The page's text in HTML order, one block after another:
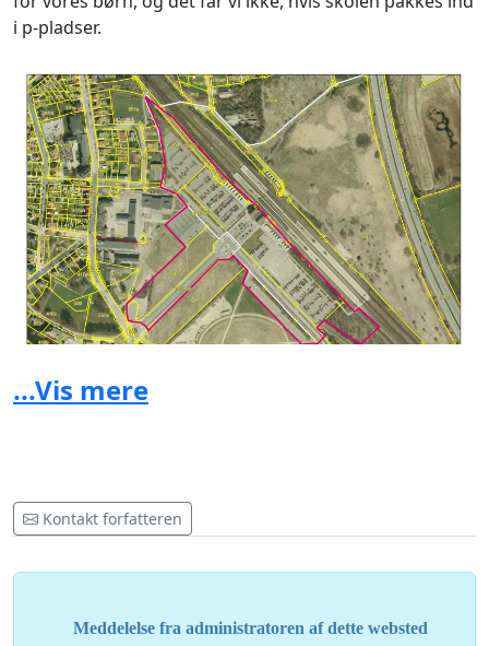
i p-pladser.
...Vis mere
Kontakt forfatteren
Meddelelse fra administratoren af dette websted